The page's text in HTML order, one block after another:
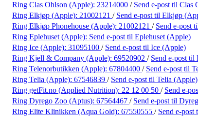
Ring Clas Ohlson (Apple): 23214000 / Send e-post til Clas
Ring Elkjøp (Apple): 21002121 / Send e-post til Elkjøp
Ring Elkjøp Phonehouse (Apple): 21002121 / Send e-post
Ring Eplehuset (Apple): Send e-post til Eplehuset (Apple)
Ring Ice (Apple): 31095100 / Send e-post til Ice (Apple)
Ring Kjell & Company (Apple): 69520902 / Send e-post til
Ring Telenorbutikken (Apple): 67804400 / Send e-post til
Ring Telia (Apple): 67546839 / Send e-post til Telia (Apple)
Ring getFit.no (Applied Nutrition): 22 12 00 50 / Send e-
Ring Dyrego Zoo (Aptus): 67564467 / Send e-post til
Ring Elite Klinikken (Aqua Gold): 67550555 / Send e-post